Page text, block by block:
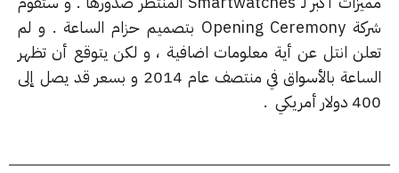
شركة Opening Ceremony بتصميم حزام الساعة . و لم
انتل عن أية معلومات اضافية ، و لكن يتوقع أن تظهر
الساعة بالأسواق في منتصف عام 2014 و بسعر قد يصل إلى